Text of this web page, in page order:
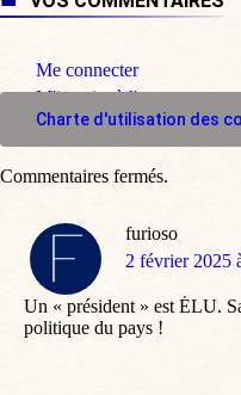
Me connecter
M'inscrire à l'espace
Charte d'utilisation des
furioso
dit
2 février 2025
Un « président » est ÉLU.
politique du pays !
Commentaires fermés.